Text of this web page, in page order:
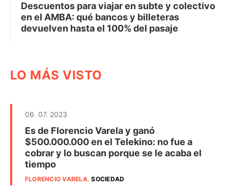
Descuentos para viajar en subte y colectivo
en el AMBA: qué bancos y billeteras
devuelven hasta el 100% del pasaje
LO MÁS VISTO
06. 07. 2023
Es de Florencio Varela y ganó
$500.000.000 en el Telekino: no fue a
cobrar y lo buscan porque se le acaba el
tiempo
FLORENCIO VARELA.SOCIEDAD